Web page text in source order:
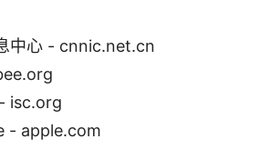
中心 - cnnic.net.cn
isc.org
- apple.com